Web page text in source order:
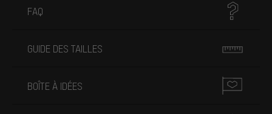
FAQ
GUIDE DES TAILLES
BOÎTE À IDÉES